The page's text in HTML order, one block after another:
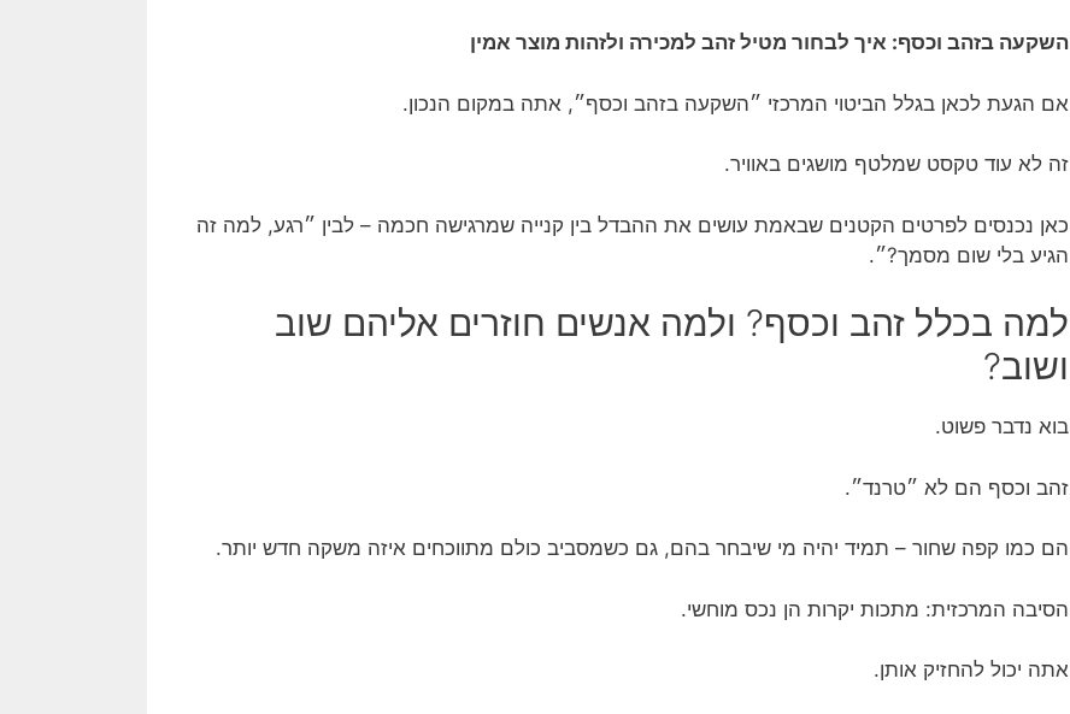
השקעה בזהב וכסף: איך לבחור מטיל זהב למכירה ולזהות מוצר אמין
אם הגעת לכאן בגלל הביטוי המרכזי ״השקעה בזהב וכסף״, אתה במקום הנכון.
זה לא עוד טקסט שמלטף מושגים באוויר.
כאן נכנסים לפרטים הקטנים שבאמת עושים את ההבדל בין קנייה שמרגישה חכמה – לבין ״רגע, למה זה
הגיע בלי שום מסמך?״.
למה בכלל זהב וכסף? ולמה אנשים חוזרים אליהם שוב
ושוב?
בוא נדבר פשוט.
זהב וכסף הם לא ״טרנד״.
הם כמו קפה שחור – תמיד יהיה מי שיבחר בהם, גם כשמסביב כולם מתווכחים איזה משקה חדש יותר.
הסיבה המרכזית: מתכות יקרות הן נכס מוחשי.
אתה יכול להחזיק אותן.